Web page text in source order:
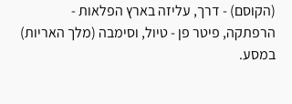
(הקוסם) - דרך, עליזה בארץ הפלאות -
הרפתקה, פיטר פן - טיול, וסימבה (מלך האריות)
במסע.